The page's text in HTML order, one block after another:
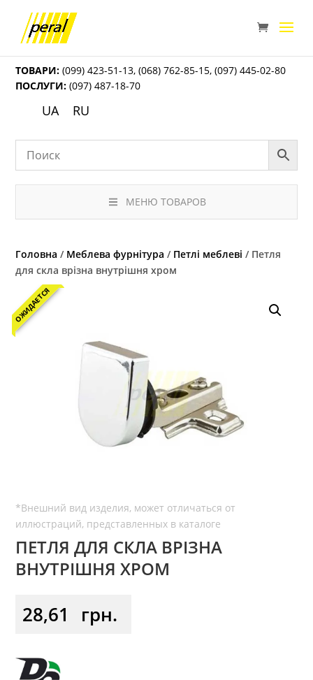
ТОВАРИ: (099) 423-51-13,(068) 762-85-15,(097) 445-02-80
ПОСЛУГИ: (097) 487-18-70
UA RU
МЕНЮ ТОВАРОВ
Головна / Меблева фурнітура / Петлі меблеві / Петля
для скла врізна внутрішня хром
ОЖИДАЕТСЯ
ПЕТЛЯ ДЛЯ СКЛА ВРІЗНА
ВНУТРІШНЯ ХРОМ
28,61 грн.